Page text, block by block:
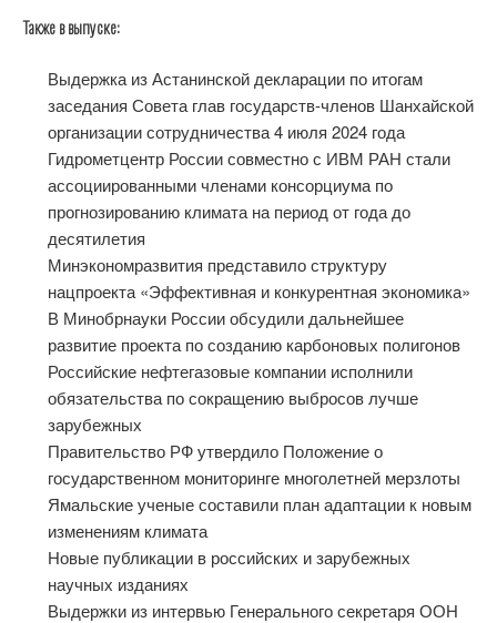
Также в выпуске:
Выдержка из Астанинской декларации по итогам
заседания Совета глав государств-членов Шанхайской
организации сотрудничества 4 июля 2024 года
Гидрометцентр России совместно с ИВМ РАН стали
ассоциированными членами консорциума по
прогнозированию климата на период от года до
десятилетия
Минэкономразвития представило структуру
нацпроекта «Эффективная и конкурентная экономика»
В Минобрнауки России обсудили дальнейшее
развитие проекта по созданию карбоновых полигонов
Российские нефтегазовые компании исполнили
обязательства по сокращению выбросов лучше
зарубежных
Правительство РФ утвердило Положение о
государственном мониторинге многолетней мерзлоты
Ямальские ученые составили план адаптации к новым
изменениям климата
Новые публикации в российских и зарубежных
научных изданиях
Выдержки из интервью Генерального секретаря ООН